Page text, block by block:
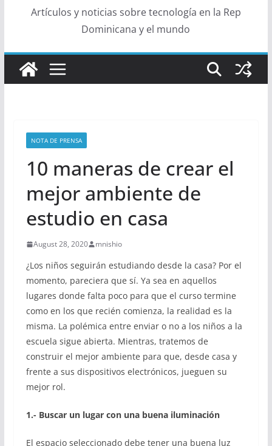
Artículos y noticias sobre tecnología en la Rep
Dominicana y el mundo
NOTA DE PRENSA
10 maneras de crear el
mejor ambiente de
estudio en casa
August 28, 2020 mnishio
¿Los niños seguirán estudiando desde la casa? Por el
momento, pareciera que sí. Ya sea en aquellos
lugares donde falta poco para que el curso termine
como en los que recién comienza, la realidad es la
misma. La polémica entre enviar o no a los niños a la
escuela sigue abierta. Mientras, tratemos de
construir el mejor ambiente para que, desde casa y
frente a sus dispositivos electrónicos, jueguen su
mejor rol.
1.- Buscar un lugar con una buena iluminación
El espacio seleccionado debe tener una buena luz